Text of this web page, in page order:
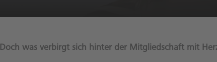
Doch was verbirgt sich hinter der Mitgliedschaft mit